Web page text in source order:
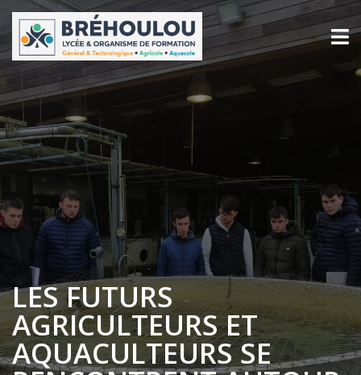
LES FUTURS
AGRICULTEURS ET
AQUACULTEURS SE